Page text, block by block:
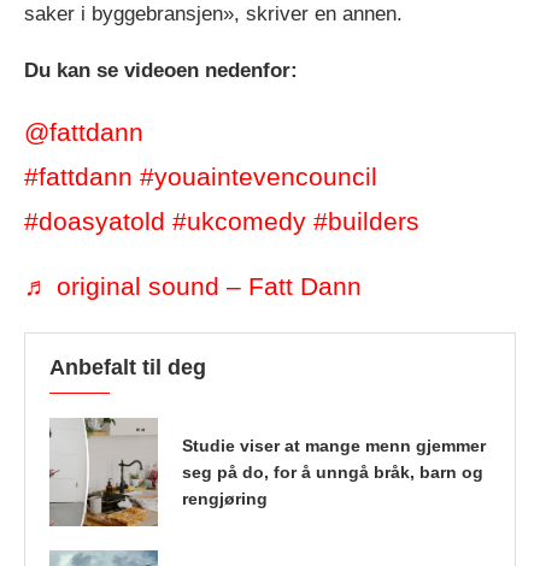
saker i byggebransjen», skriver en annen.
Du kan se videoen nedenfor:
@fattdann
#fattdann #youaintevencouncil
#doasyatold #ukcomedy #builders
♬ original sound – Fatt Dann
Anbefalt til deg
Studie viser at mange menn gjemmer
seg på do, for å unngå bråk, barn og
rengjøring